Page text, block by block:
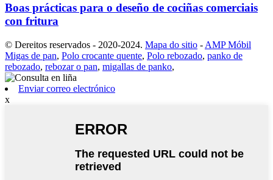
Boas prácticas para o deseño de cociñas comerciais
con fritura
© Dereitos reservados - 2020-2024. Mapa do sitio - AMP Móbil
Migas de pan, Polo crocante quente, Polo rebozado, panko de
rebozado, rebozar o pan, migallas de panko,
Enviar correo electrónico
x